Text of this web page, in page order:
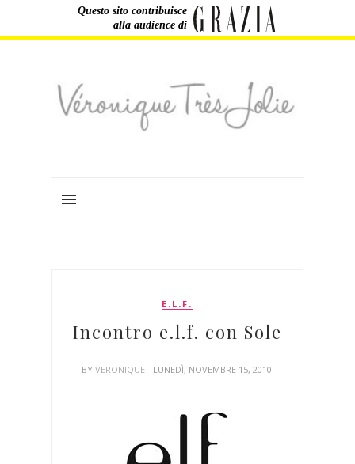
Questo sito contribuisce
alla audience di
E.L.F.
Incontro e.l.f. con Sole
BYVERONIQUE- LUNEDÌ, NOVEMBRE 15, 2010